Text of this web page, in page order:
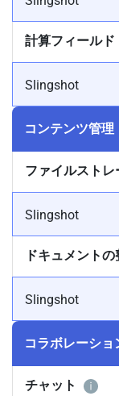
計算フィールド
Slingshot
コンテンツ管理
ファイルストレ
Slingshot
ドキュメントの
Slingshot
コラボレーショ
チャット